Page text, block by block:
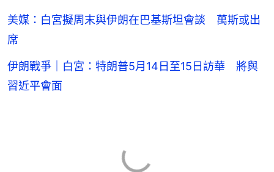
美媒：白宮擬周末與伊朗在巴基斯坦會談 萬斯或出
席
伊朗戰爭｜白宮：特朗普5月14日至15日訪華 將與
習近平會面